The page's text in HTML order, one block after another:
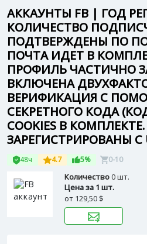
АККАУНТЫ FB | ГОД
КОЛИЧЕСТВО
ПОДТВЕРЖДЕНЫ ПО
ПОЧТА ИДЕТ В
ПРОФИЛЬ ЧАСТИЧНО
ВКЛЮЧЕНА
ВЕРИФИКАЦИЯ С
СЕКРЕТНОГО КОДА
СOOKIES В КОМПЛЕКТЕ.
ЗАРЕГИСТРИРОВАНЫ С
48ч 4.7 5% 0-10
Количество0 шт.
Цена за 1 шт.
от 129,50 $